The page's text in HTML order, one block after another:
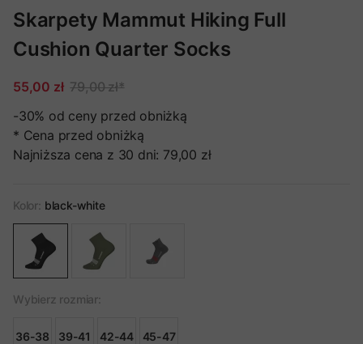
Skarpety Mammut Hiking Full
Cushion Quarter Socks
55,00 zł 79,00 zł*
-30% od ceny przed obniżką
* Cena przed obniżką
Najniższa cena z 30 dni: 79,00 zł
Kolor: black-white
Wybierz rozmiar:
36-38 39-41 42-44 45-47